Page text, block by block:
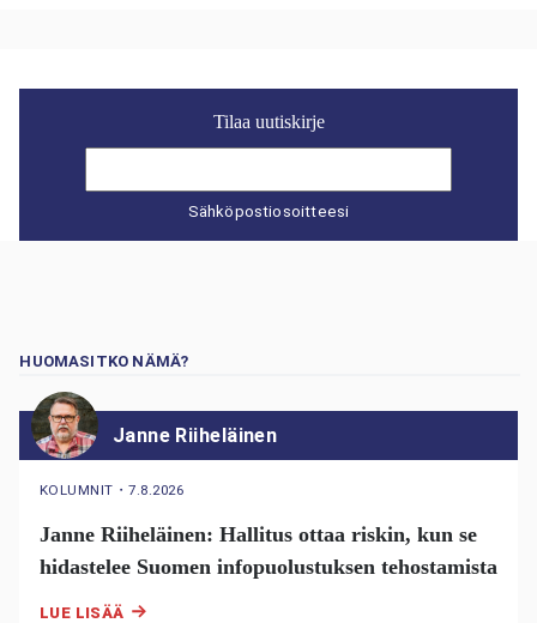
Tilaa uutiskirje
Sähköpostiosoitteesi
HUOMASITKO NÄMÄ?
Janne Riiheläinen
KOLUMNIT ・7.8.2026
Janne Riiheläinen: Hallitus ottaa riskin, kun se
hidastelee Suomen infopuolustuksen tehostamista
LUE LISÄÄ